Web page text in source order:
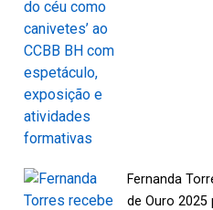
Fernanda
de Ouro